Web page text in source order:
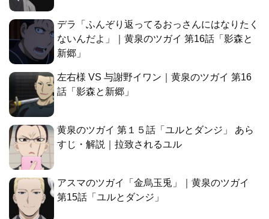
デラ「ふんぞり返ってるおっさんにはなりたく
ないんだよ」｜黄泉のツガイ 第16話「影森と
新郷」
左右様 VS 与謝野イワン｜黄泉のツガイ 第16
話「影森と新郷」
黄泉のツガイ 第１５話「ユルとダンジ」 あら
すじ・解説｜拉致されるユル
アスマのツガイ「金烏玉兎」｜黄泉のツガイ
第15話「ユルとダンジ」